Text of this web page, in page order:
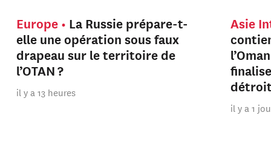
Europe
La Russie prépare-t-
elle une opération sous faux
drapeau sur le territoire de
l’OTAN ?
il y a 13 heures
Asie
il y a 1